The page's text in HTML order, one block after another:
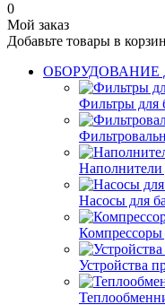
0
Мой заказ
Добавьте товары в
ОБОРУДОВАНИЕ
Фильтры для
Наполнители
Насосы для
Компрессоры
Устройства